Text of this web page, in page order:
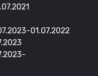
01.07.2022